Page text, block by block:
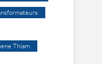
Thiam